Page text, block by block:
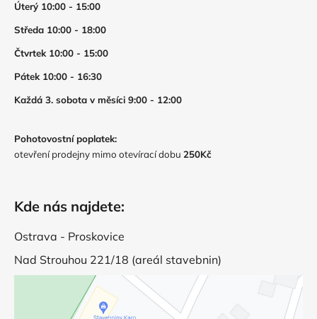
Úterý 10:00 - 15:00
Středa 10:00 - 18:00
Čtvrtek 10:00 - 15:00
Pátek 10:00 - 16:30
Každá 3. sobota v měsíci 9:00 - 12:00
Pohotovostní poplatek:
otevření prodejny mimo otevírací dobu 250Kč
Kde nás najdete:
Ostrava - Proskovice
Nad Strouhou 221/18 (areál stavebnin)